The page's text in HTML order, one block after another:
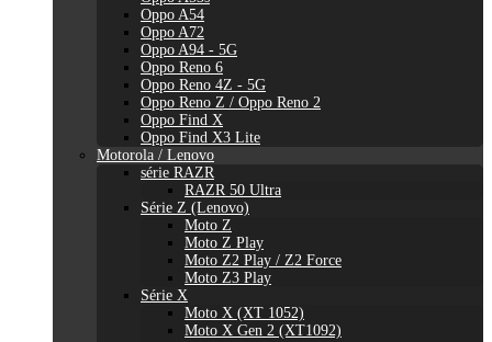
Oppo A54
Oppo A72
Oppo A94 - 5G
Oppo Reno 6
Oppo Reno 4Z - 5G
Oppo Reno Z / Oppo Reno 2
Oppo Find X
Oppo Find X3 Lite
Motorola / Lenovo
série RAZR
RAZR 50 Ultra
Série Z (Lenovo)
Moto Z
Moto Z Play
Moto Z2 Play / Z2 Force
Moto Z3 Play
Série X
Moto X (XT 1052)
Moto X Gen 2 (XT1092)